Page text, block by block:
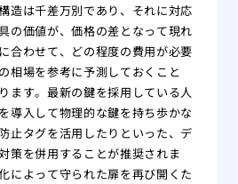
造は千差万別であり、それに対応
の価値が、価格の差となって現れ
合わせて、どの程度の費用が必要
相場を参考に予測しておくこと
ます。最新の鍵を採用している人
導入して物理的な鍵を持ち歩かな
止タグを活用したりといった、デ
策を併用することが推奨されま
によって守られた扉を再び開くた